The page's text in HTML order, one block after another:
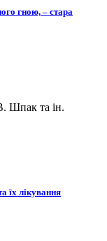
гною, – стара
Шпак та ін.
їх лікування